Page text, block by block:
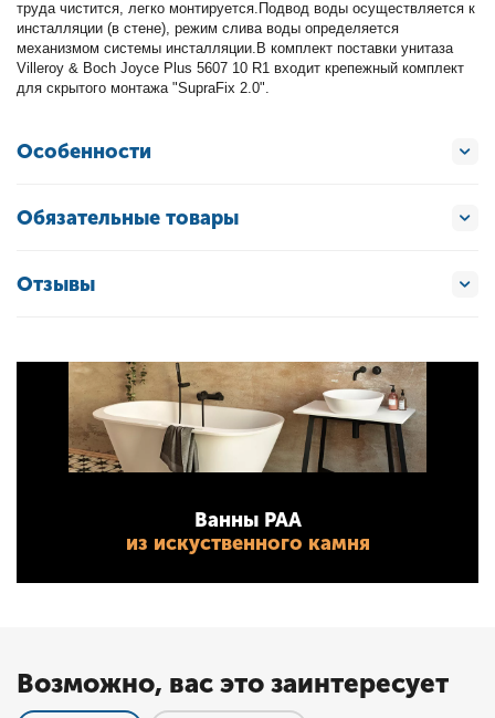
труда чистится, легко монтируется.Подвод воды осуществляется к
инсталляции (в стене), режим слива воды определяется
механизмом системы инсталляции.В комплект поставки унитаза
Villeroy & Boch Joyce Plus 5607 10 R1 входит крепежный комплект
для скрытого монтажа "SupraFix 2.0".
Особенности
Обязательные товары
Отзывы
Ванны PAA
из искуственного камня
Возможно, вас это заинтересует